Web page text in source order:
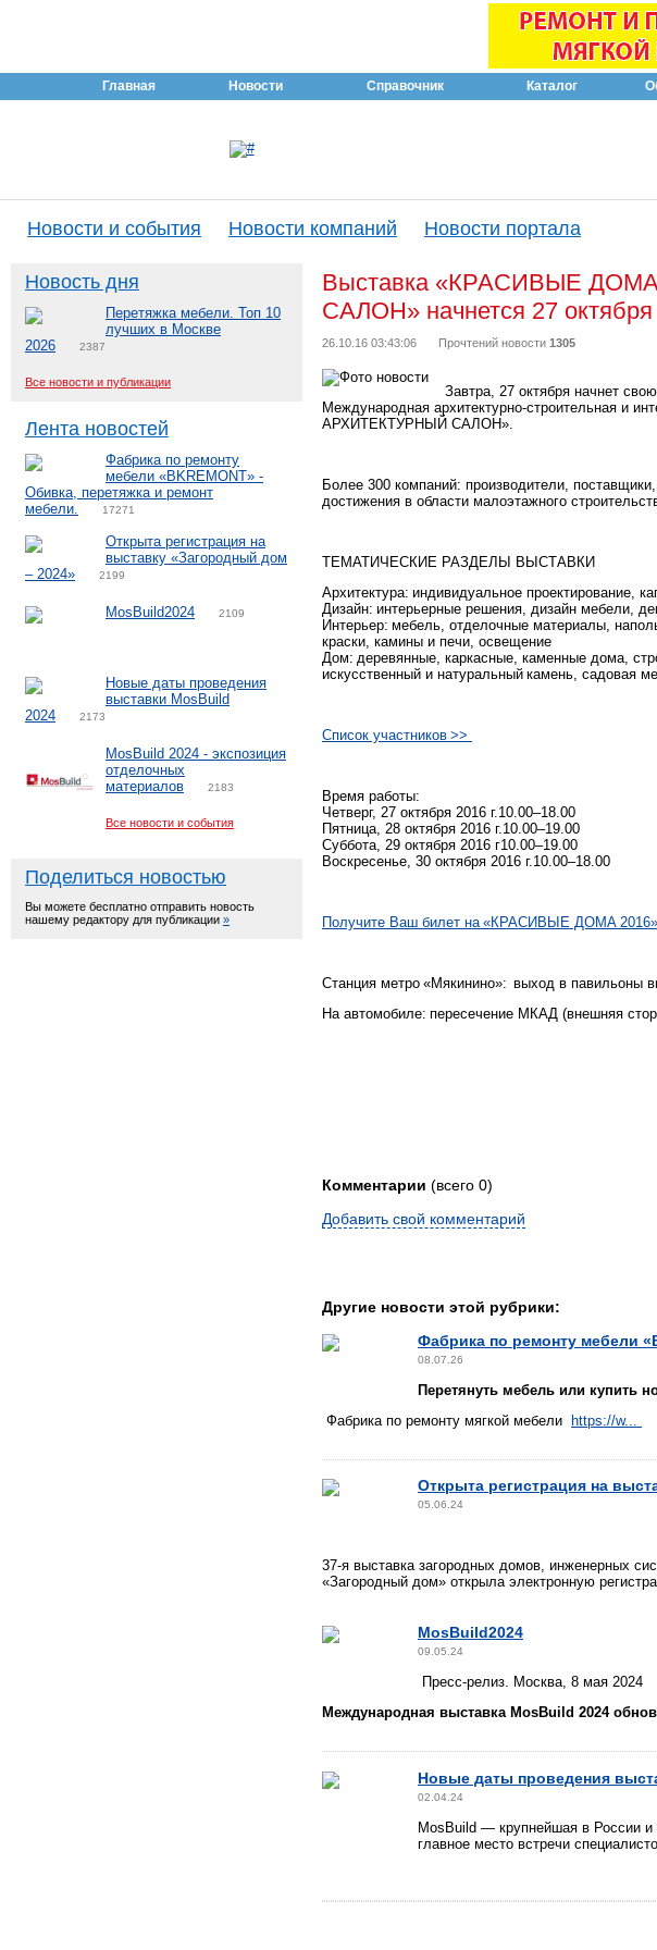
Главная Новости Справочник Каталог
Новости и события Новости компаний Новости портала
Новость дня
Перетяжка мебели. Топ 10
лучших в Москве
2026
2387
Все новости и публикации
Лента новостей
Фабрика по ремонту
мебели «BKREMONT» -
Обивка, перетяжка и ремонт
мебели.
17271
Открыта регистрация на
выставку «Загородный дом
– 2024»
2199
MosBuild2024 2109
Новые даты проведения
выставки MosBuild
2024
2173
MosBuild 2024 - экспозиция
отделочных
материалов
2183
Все новости и события
Поделиться новостью
Вы можете бесплатно отправить новость
нашему редактору для публикации »
Выставка «КРАСИВЫЕ
САЛОН» начнется 27 октября
26.10.16 03:43:06 Прочтений новости 1305
Завтра, 27 октября начнет
Международная архитектурно-строительная
АРХИТЕКТУРНЫЙ САЛОН».
Более 300 компаний: производители,
достижения в области малоэтажного
ТЕМАТИЧЕСКИЕ РАЗДЕЛЫ ВЫСТАВКИ
Архитектура: индивидуальное проектирование,
Дизайн: интерьерные решения, дизайн мебели,
Интерьер: мебель, отделочные материалы,
краски, камины и печи, освещение
Дом: деревянные, каркасные, каменные дома,
искусственный и натуральный камень, садовая
Список участников >>
Время работы:
Четверг, 27 октября 2016 г.10.00–18.00
Пятница, 28 октября 2016 г.10.00–19.00
Суббота, 29 октября 2016 г10.00–19.00
Воскресенье, 30 октября 2016 г.10.00–18.00
Получите Ваш билет на «КРАСИВЫЕ ДОМА
Станция метро «Мякинино»: выход в павильоны
На автомобиле: пересечение МКАД (внешняя
Комментарии (всего 0)
Добавить свой комментарий
Другие новости этой рубрики:
Фабрика по ремонту мебели
08.07.26
Перетянуть мебель или купить
Фабрика по ремонту мягкой мебели
https://w...
Открыта регистрация на
05.06.24
37-я выставка загородных домов, инженерных
«Загородный дом» открыла электронную
MosBuild2024
09.05.24
Пресс-релиз. Москва, 8 мая 2024
Международная выставка MosBuild 2024
Новые даты проведения
02.04.24
MosBuild — крупнейшая в России и
главное место встречи